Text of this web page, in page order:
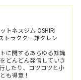
トネスジム OSHIRI
トラクター兼タレン
に関するあらゆる知識
どんどん発信していき
したり、コツコツと小
も得意！